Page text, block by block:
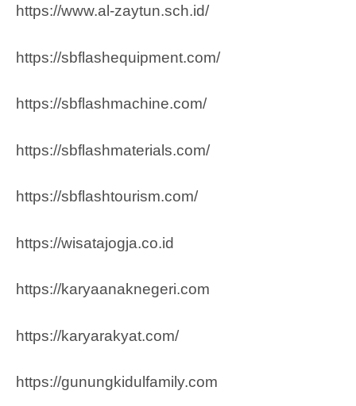
https://www.al-zaytun.sch.id/
https://sbflashequipment.com/
https://sbflashmachine.com/
https://sbflashmaterials.com/
https://sbflashtourism.com/
https://wisatajogja.co.id
https://karyaanaknegeri.com
https://karyarakyat.com/
https://gunungkidulfamily.com